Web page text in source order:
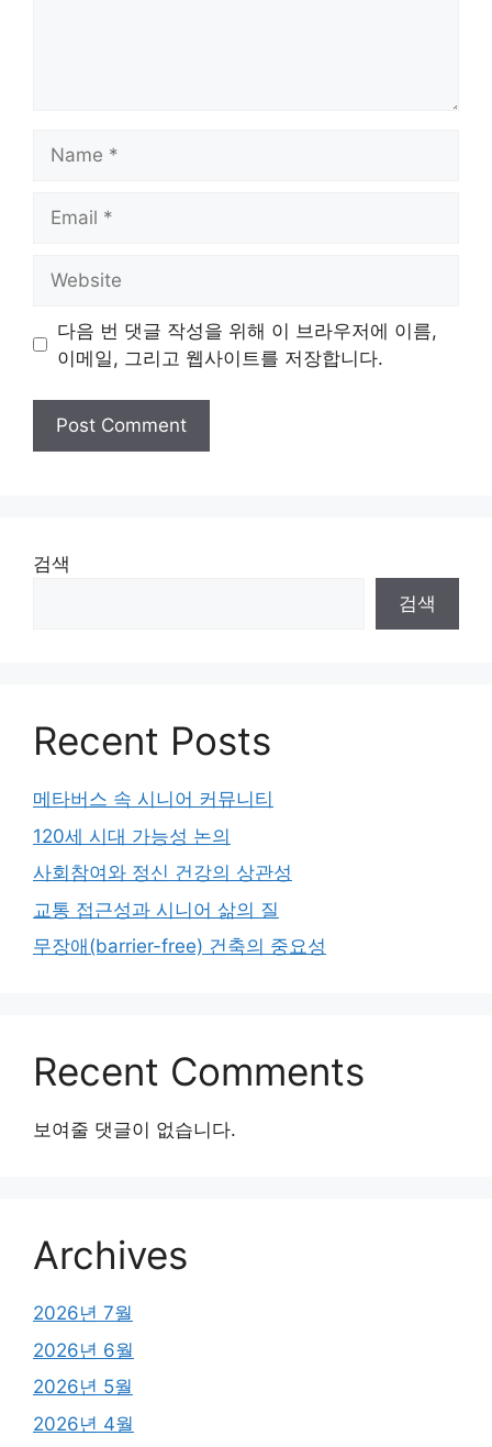
다음 번 댓글 작성을 위해 이 브라우저에 이름,
이메일, 그리고 웹사이트를 저장합니다.
검색
검색
Recent Posts
메타버스 속 시니어 커뮤니티
120세 시대 가능성 논의
사회참여와 정신 건강의 상관성
교통 접근성과 시니어 삶의 질
무장애(barrier-free) 건축의 중요성
Recent Comments
보여줄 댓글이 없습니다.
Archives
2026년 7월
2026년 6월
2026년 5월
2026년 4월